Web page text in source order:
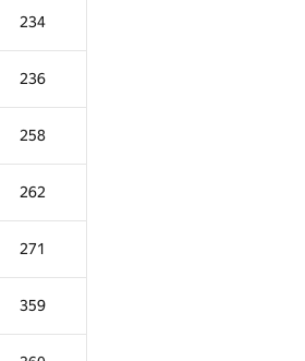
234
236
258
262
271
359